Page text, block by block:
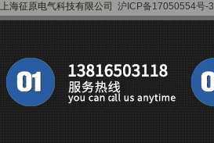
上海征原电气科技有限公司 沪ICP备17050554号-3